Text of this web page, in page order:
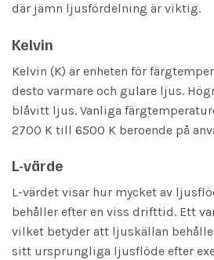
där jämn ljusfördelning är viktig.
Kelvin
Kelvin (K) är enheten för
desto varmare och gulare ljus.
blåvitt ljus. Vanliga
2700 K till 6500 K beroende på
L-värde
L-värdet visar hur mycket av
behåller efter en viss drifttid. Ett
vilket betyder att ljuskällan
sitt ursprungliga ljusflöde efter